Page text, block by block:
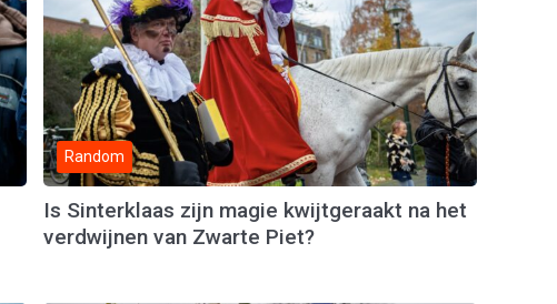
Random
Is Sinterklaas zijn magie kwijtgeraakt na het
verdwijnen van Zwarte Piet?